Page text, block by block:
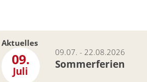
Aktuelles
09.
Juli
09.07. - 22.08.2026
Sommerferien